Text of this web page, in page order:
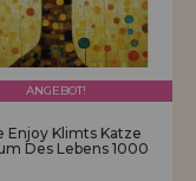
ANGEBOT!
Enjoy Klimts Katze
Des Lebens 1000